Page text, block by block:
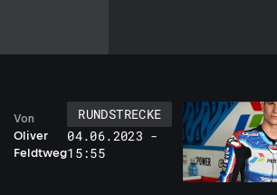
Oliver
Feldtweg
Von
RUNDSTRECKE
04.06.2023 -
15:55